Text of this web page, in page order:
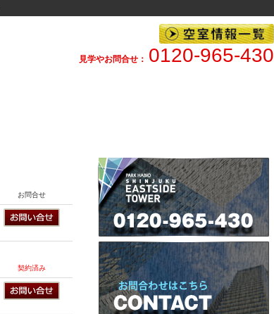
見学やお問合せ： 0120-965-430
お問合せ
契約済み